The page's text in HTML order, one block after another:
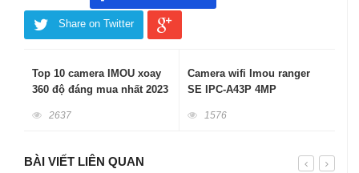
Share on Twitter
Top 10 camera IMOU xoay
360 độ đáng mua nhất 2023
2637
Camera wifi Imou ranger
SE IPC-A43P 4MP
1576
BÀI VIẾT LIÊN QUAN